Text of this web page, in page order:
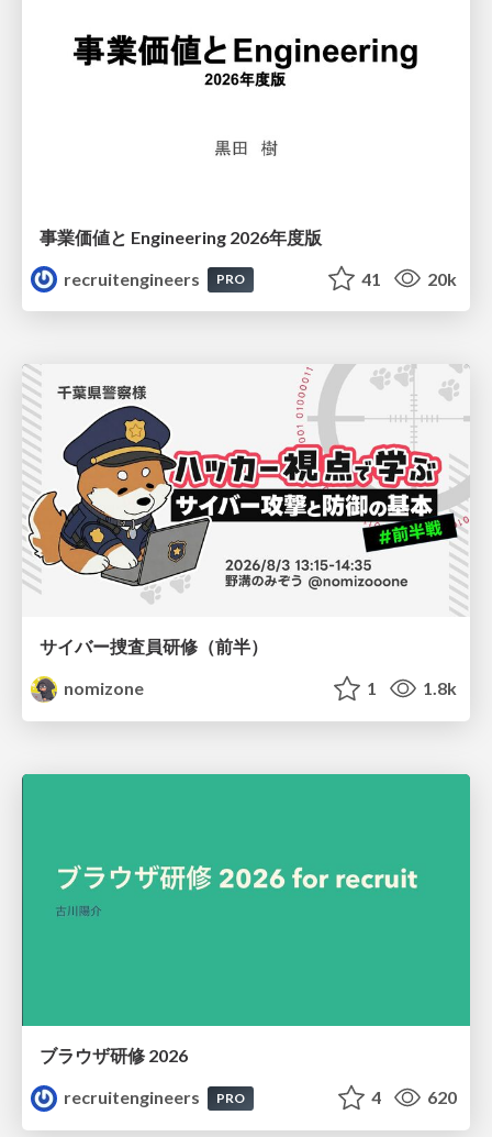
事業価値と Engineering 2026年度版
recruitengineers
PRO 41 20k
サイバー捜査員研修（前半）
nomizone
1 1.8k
ブラウザ研修 2026
recruitengineers
PRO 4 620